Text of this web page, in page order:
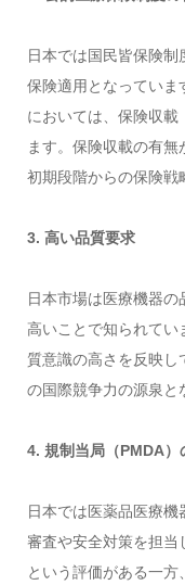
日本では国民皆保険
保険適用となっていま
においては、保険収載
ます。保険収載の有
初期段階からの保険戦
3. 高い品質要求
日本市場は医療機器
高いことで知られてい
質意識の高さを反映し
の国際競争力の源泉と
4. 規制当局（PMDA）
日本では医薬品医療
審査や安全対策を担当
という評価がある一